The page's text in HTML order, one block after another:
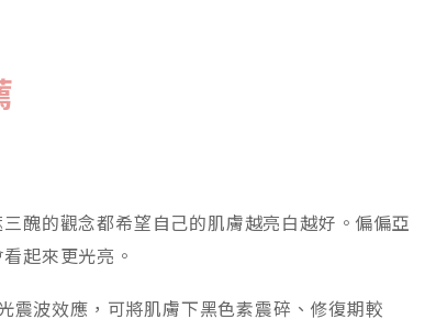
醜的觀念都希望自己的肌膚越亮白越好。偏偏亞
起來更光亮。
震波效應，可將肌膚下黑色素震碎、修復期較